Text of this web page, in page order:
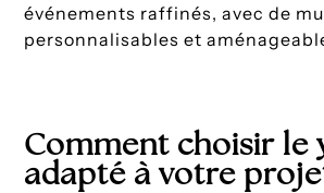
événements raffinés, avec de
personnalisables et
Comment choisir le
adapté à votre